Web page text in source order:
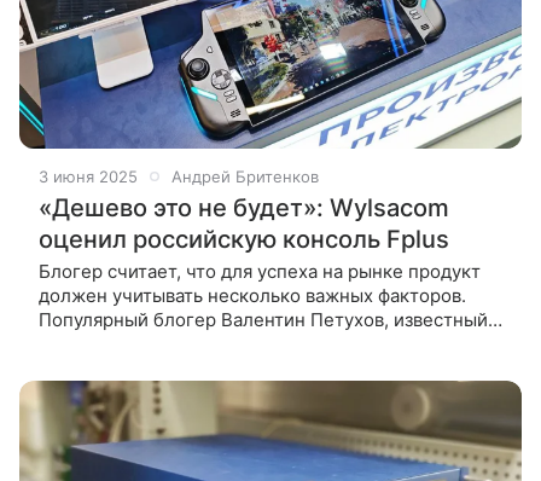
3 июня 2025 Андрей Бритенков
«Дешево это не будет»: Wylsacom
оценил российскую консоль Fplus
Блогер считает, что для успеха на рынке продукт
должен учитывать несколько важных факторов.
Популярный блогер Валентин Петухов, известный